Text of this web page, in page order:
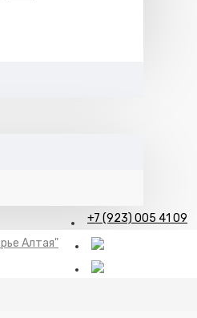
+7 (923) 005 41 09